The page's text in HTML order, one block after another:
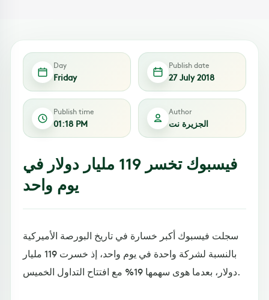
Day
Friday
Publish date
27 July 2018
Publish time
01:18 PM
Author
الجزيرة نت
فيسبوك تخسر 119 مليار دولار في
يوم واحد
سجلت فيسبوك أكبر خسارة في تاريخ البورصة الأميركية
بالنسبة لشركة واحدة في يوم واحد، إذ خسرت 119 مليار
دولار، بعدما هوى سهمها 19% مع افتتاح التداول الخميس.